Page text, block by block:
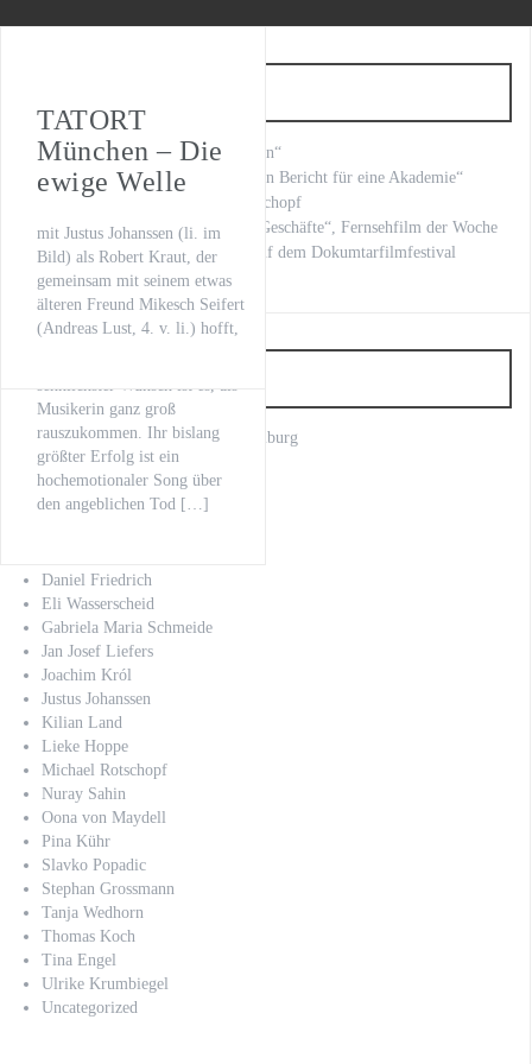
WILSBERG – VATERFREUDEN
Der letzte Beat
Oona von Maydell
Michael Rotschopf und Charlotte Puder
TV-Premiere
„Fritzie – Der Himmel muss warten“
Axel Prahl in
„Nur mir Dir zusammen“
Regie: Stefan Bühling
Berg Redaktion: Carolin
Haasis Sender: ARD TV-
Premiere: 25.01.2020, um
20:15 Uhr Für Juli (Vanessa
Mai) dreht sich ihr ganzes
sehnlichster Wunsch ist es, als
Musikerin ganz groß
rauszukommen. Ihr bislang
größter Erfolg ist ein
hochemotionaler Song über
den angeblichen Tod […]
TATORT
München – Die
ewige Welle
mit Justus Johanssen (li. im
Bild) als Robert Kraut, der
gemeinsam mit seinem etwas
älteren Freund Mikesch Seifert
(Andreas Lust, 4. v. li.) hofft,
„Fritzie – Der Himmel muss warten“
Kilian Land brilliert in Kafkas „Ein Bericht für eine Akademie“
„LOVE LETTERS“ Michael Rotschopf
mit Stephan Grossmann „Kranke Geschäfte“, Fernsehfilm der Woche
unsere Regisseurin Nuray Sahin auf dem Dokumtarfilmfestival
Anno Kaspar Friedrich von Heimburg
Axel Prahl
Bettina Schoeller Bouju
Charlotte Puder
Daniel Friedrich
Eli Wasserscheid
Gabriela Maria Schmeide
Jan Josef Liefers
Joachim Król
Justus Johanssen
Kilian Land
Lieke Hoppe
Michael Rotschopf
Nuray Sahin
Oona von Maydell
Pina Kühr
Slavko Popadic
Stephan Grossmann
Tanja Wedhorn
Thomas Koch
Tina Engel
Ulrike Krumbiegel
Uncategorized